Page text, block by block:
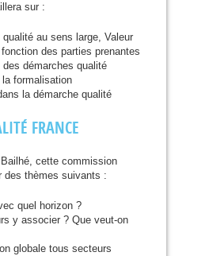
sur :
qualité au sens large, Valeur
des parties prenantes
démarches qualité
formalisation
la démarche qualité
É FRANCE
cette commission
des thèmes suivants :
quel horizon ?
y associer ? Que veut-on
globale tous secteurs